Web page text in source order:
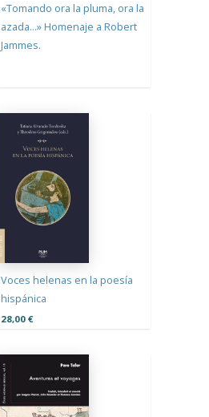
«Tomando ora la pluma, ora la
azada…» Homenaje a Robert
Jammes.
Voces helenas en la poesía
hispánica
28,00 €